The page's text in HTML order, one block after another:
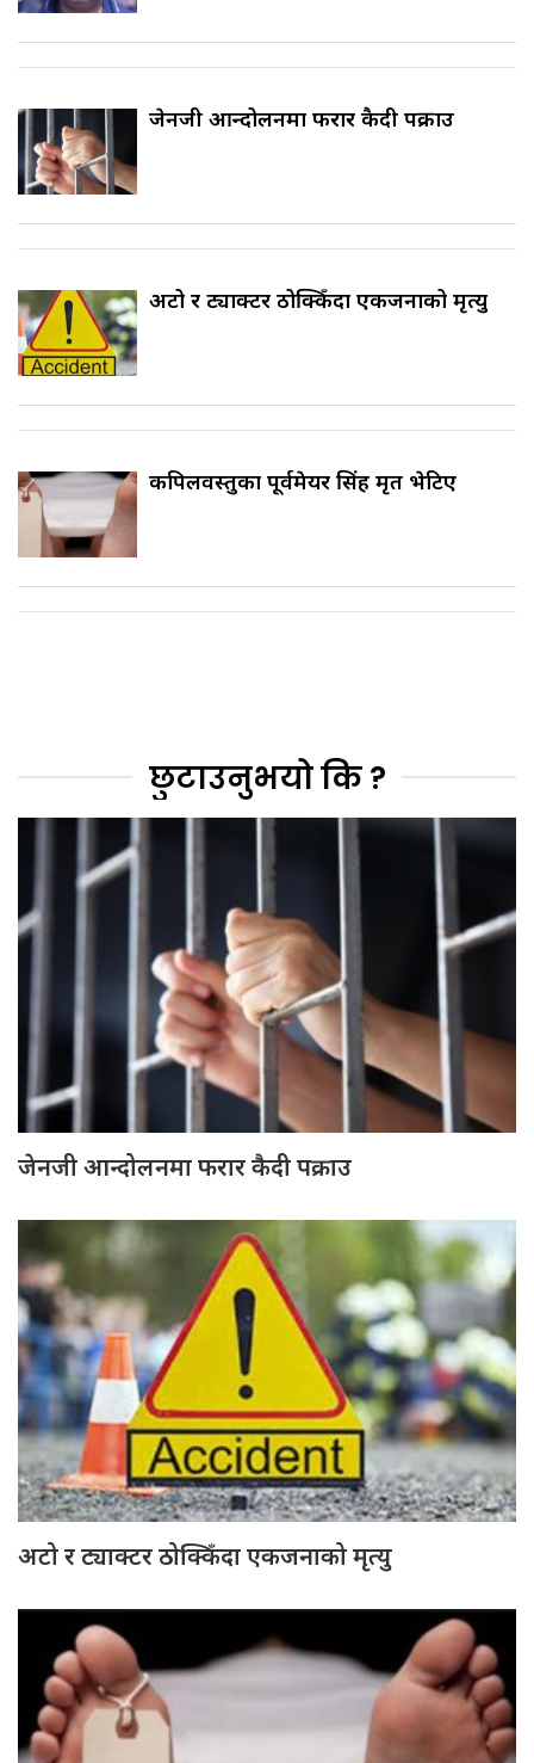
जेनजी आन्दोलनमा फरार कैदी पक्राउ
अटो र ट्याक्टर ठोक्किँदा एकजनाको मृत्यु
कपिलवस्तुका पूर्वमेयर सिंह मृत भेटिए
छुटाउनुभयो कि ?
जेनजी आन्दोलनमा फरार कैदी पक्राउ
अटो र ट्याक्टर ठोक्किँदा एकजनाको मृत्यु